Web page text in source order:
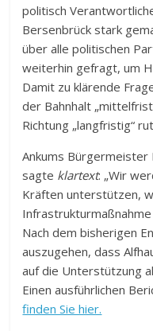
politisch
Bersenbrück stark
über alle politischen
weiterhin gefragt, um
Damit zu klärende
der Bahnhalt
Richtung „langfristig“
Ankums
sagte klartext: „Wir
Kräften unterstützen,
Nach dem bisherigen
auszugehen, dass
auf die Unterstützung
Einen ausführlichen
finden Sie hier.